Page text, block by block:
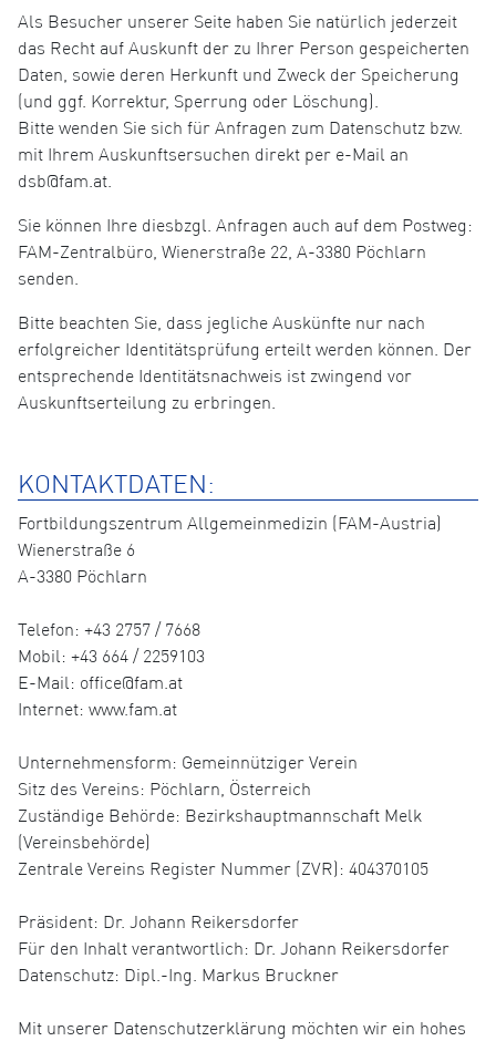
Als Besucher unserer Seite haben Sie natürlich jederzeit
das Recht auf Auskunft der zu Ihrer Person gespeicherten
Daten, sowie deren Herkunft und Zweck der Speicherung
(und ggf. Korrektur, Sperrung oder Löschung).
Bitte wenden Sie sich für Anfragen zum Datenschutz bzw.
mit Ihrem Auskunftsersuchen direkt per e-Mail an
dsb@fam.at.
Sie können Ihre diesbzgl. Anfragen auch auf dem Postweg:
FAM-Zentralbüro, Wienerstraße 22, A-3380 Pöchlarn
senden.
Bitte beachten Sie, dass jegliche Auskünfte nur nach
erfolgreicher Identitätsprüfung erteilt werden können. Der
entsprechende Identitätsnachweis ist zwingend vor
Auskunftserteilung zu erbringen.
KONTAKTDATEN:
Fortbildungszentrum Allgemeinmedizin (FAM-Austria)
Wienerstraße 6
A-3380 Pöchlarn
Telefon: +43 2757 / 7668
Mobil: +43 664 / 2259103
E-Mail: office@fam.at
Internet: www.fam.at
Unternehmensform: Gemeinnütziger Verein
Sitz des Vereins: Pöchlarn, Österreich
Zuständige Behörde: Bezirkshauptmannschaft Melk
(Vereinsbehörde)
Zentrale Vereins Register Nummer (ZVR): 404370105
Präsident: Dr. Johann Reikersdorfer
Für den Inhalt verantwortlich: Dr. Johann Reikersdorfer
Datenschutz: Dipl.-Ing. Markus Bruckner
Mit unserer Datenschutzerklärung möchten wir ein hohes